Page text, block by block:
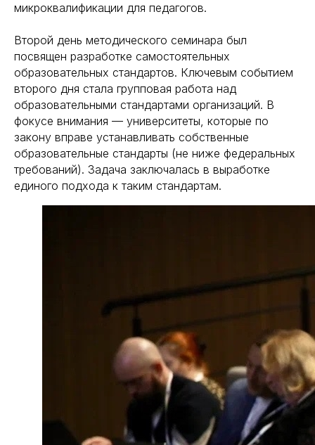
микроквалификации для педагогов.
Второй день методического семинара был
посвящен разработке самостоятельных
образовательных стандартов. Ключевым событием
второго дня стала групповая работа над
образовательными стандартами организаций. В
фокусе внимания — университеты, которые по
закону вправе устанавливать собственные
образовательные стандарты (не ниже федеральных
требований). Задача заключалась в выработке
единого подхода к таким стандартам.